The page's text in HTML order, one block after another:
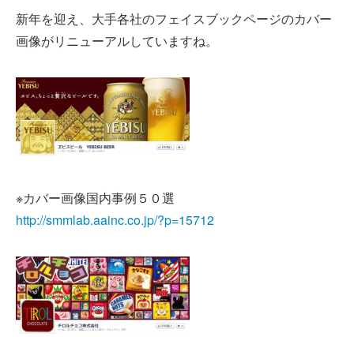
新年を迎え、大手各社のフェイスブックページのカバー
画像がリニューアルしていますね。
※カバー画像国内事例５０選
http://smmlab.aainc.co.jp/?p=15712